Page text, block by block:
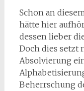
Schon an
hätte hier
dessen lieber
Doch dies setzt
Absolvierung
Beherrschung